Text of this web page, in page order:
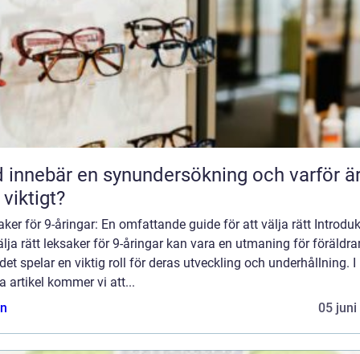
innebär en synundersökning och varför
för 9-åringar: En omfattande guide för att välja rätt
rätt leksaker för 9-åringar kan vara en utmaning för
spelar en viktig roll för deras utveckling och underhållning. I
artikel kommer vi att...
05 juni